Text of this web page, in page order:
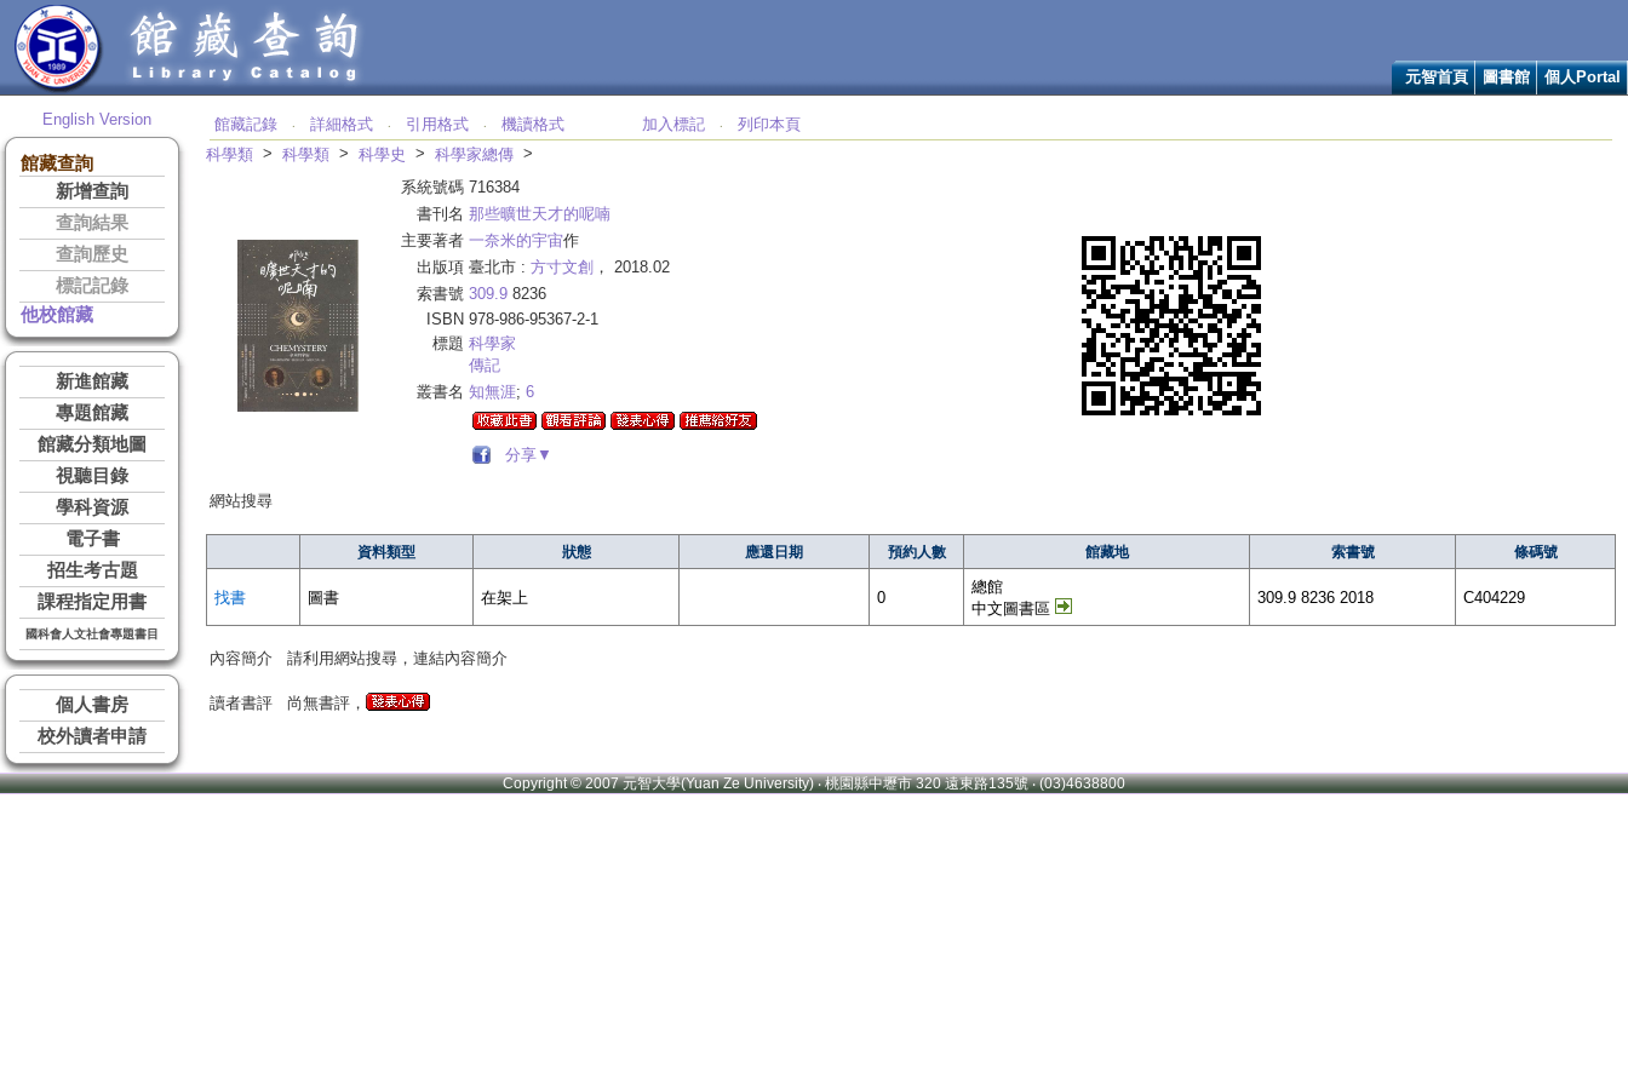
元智首頁 圖書館 個人Portal
English Version
館藏查詢
新增查詢
查詢結果
查詢歷史
標記記錄
他校館藏
新進館藏
專題館藏
館藏分類地圖
視聽目錄
學科資源
電子書
招生考古題
課程指定用書
國科會人文社會專題書目
個人書房
校外讀者申請
館藏記錄 ‧ 詳細格式 ‧ 引用格式 ‧ 機讀格式 加入標記 ‧
列印本頁
科學類 > 科學類 > 科學史 > 科學家總傳 >
系統號碼 716384
書刊名 那些曠世天才的呢喃
主要著者 一奈米的宇宙作
出版項 臺北市 : 方寸文創 ， 2018.02
索書號 309.9 8236
ISBN 978-986-95367-2-1
標題 科學家
傳記
叢書名 知無涯; 6
分享▼
網站搜尋
資料類型 狀態 應還日期 預約人數 館藏地 索書號 條碼號
找書 圖書 在架上 0
總館
中文圖書區
309.9 8236 2018 C404229
內容簡介 請利用網站搜尋，連結內容簡介
讀者書評 尚無書評，
Copyright © 2007 元智大學(Yuan Ze University) ‧ 桃園縣中壢市 320 遠東路135號 ‧ (03)4638800